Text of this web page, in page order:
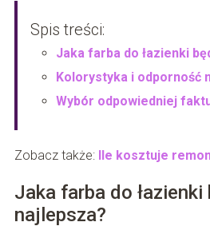
Spis treści:
Jaka farba do łazienki
Kolorystyka i odporność
Wybór odpowiedniej
Zobacz także: Ile kosztuje
Jaka farba do łazienki
najlepsza?